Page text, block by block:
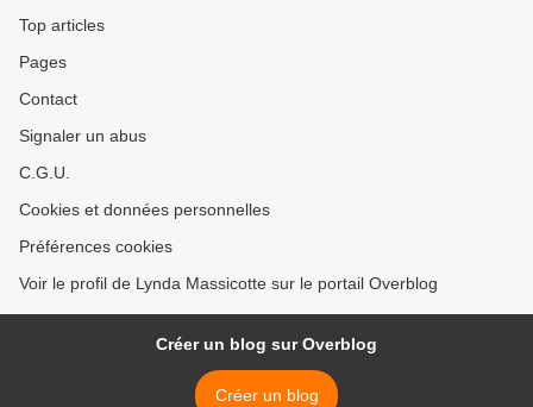
Top articles
Pages
Contact
Signaler un abus
C.G.U.
Cookies et données personnelles
Préférences cookies
Voir le profil de Lynda Massicotte sur le portail Overblog
Créer un blog sur Overblog
Créer un blog